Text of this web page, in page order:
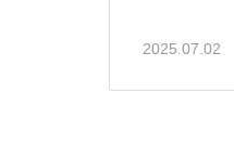
2025.07.02